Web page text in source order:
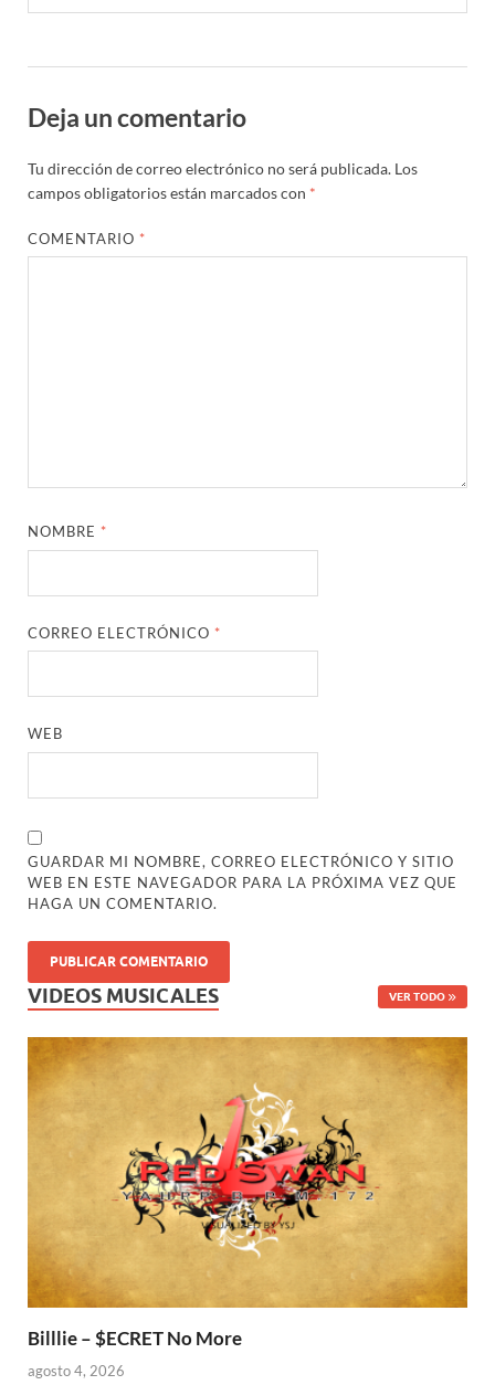
Deja un comentario
Tu dirección de correo electrónico no será publicada. Los
campos obligatorios están marcados con *
COMENTARIO *
NOMBRE *
CORREO ELECTRÓNICO *
WEB
GUARDAR MI NOMBRE, CORREO ELECTRÓNICO Y SITIO
WEB EN ESTE NAVEGADOR PARA LA PRÓXIMA VEZ QUE
HAGA UN COMENTARIO.
VIDEOS MUSICALES VER TODO
Billlie – $ECRET No More
agosto 4, 2026